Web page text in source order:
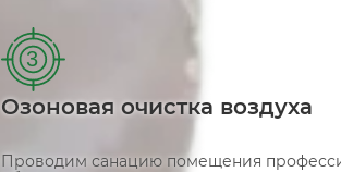
3
Озоновая очистка воздуха
Проводим санацию помещения